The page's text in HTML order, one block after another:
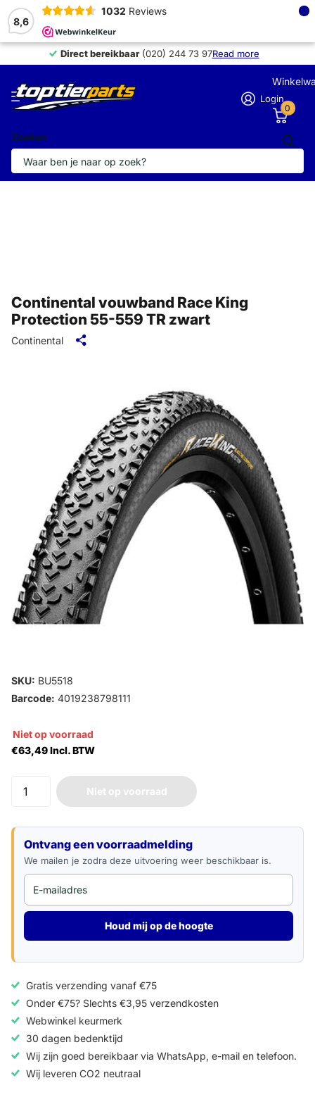
8,6
1032 Reviews ×
Direct bereikbaar(020) 244 73 97Read more
Direct bereikbaar
Zoeken
Login
0
Continental vouwband Race King
Protection 55-559 TR zwart
Continental
SKU: BU5518
Barcode: 4019238798111
Niet op voorraad
€63,49 Incl. BTW
Niet op voorraad
Ontvang een voorraadmelding
We mailen je zodra deze uitvoering weer beschikbaar is.
E-mailadres
Houd mij op de hoogte
Gratis verzending vanaf €75
Onder €75? Slechts €3,95 verzendkosten
Webwinkel keurmerk
30 dagen bedenktijd
Wij zijn goed bereikbaar via WhatsApp, e-mail en telefoon.
Wij leveren CO2 neutraal